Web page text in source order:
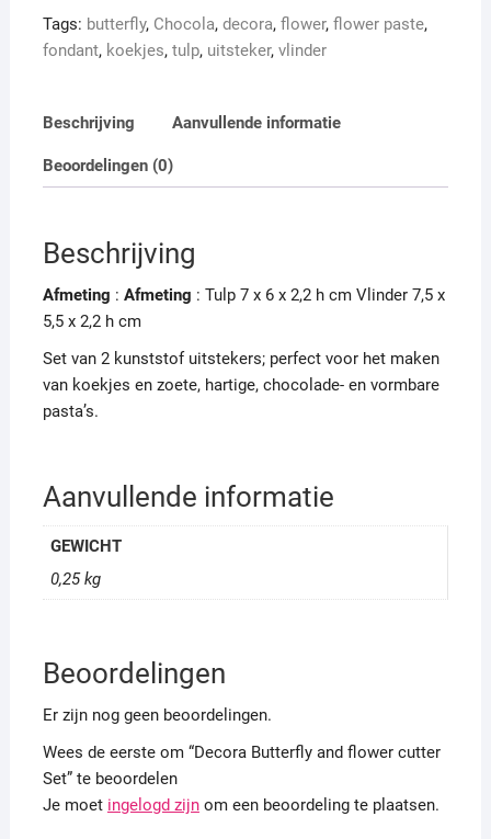
aantal
Tags: butterfly, Chocola, decora, flower, flower paste,
fondant, koekjes, tulp, uitsteker, vlinder
Beschrijving Aanvullende informatie
Beoordelingen (0)
Beschrijving
Afmeting : Afmeting : Tulp 7 x 6 x 2,2 h cm Vlinder 7,5 x
5,5 x 2,2 h cm
Set van 2 kunststof uitstekers; perfect voor het maken
van koekjes en zoete, hartige, chocolade- en vormbare
pasta’s.
Aanvullende informatie
GEWICHT
0,25 kg
Beoordelingen
Er zijn nog geen beoordelingen.
Wees de eerste om “Decora Butterfly and flower cutter
Set” te beoordelen
Je moet ingelogd zijnom een beoordeling te plaatsen.